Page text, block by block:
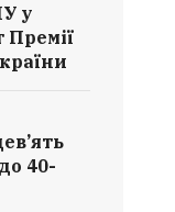
у
Премії
40-